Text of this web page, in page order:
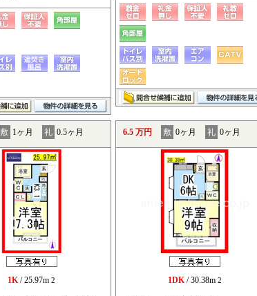
敷 1ヶ月 礼 0.5ヶ月
1K/ 25.97m 2
6.5 万円 敷 0ヶ月 礼 0ヶ月
1DK/ 30.38m 2